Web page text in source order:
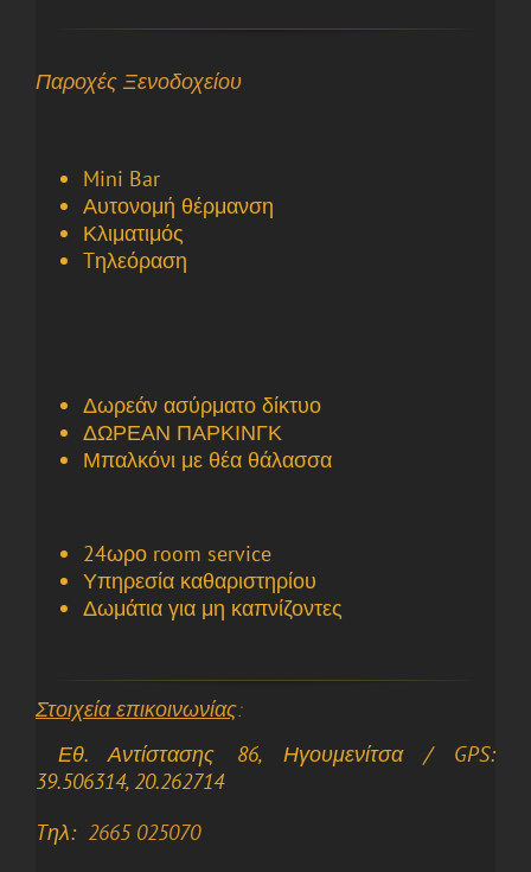
Παροχές Ξενοδοχείου
Mini Bar
Αυτονομή θέρμανση
Κλιματιμός
Tηλεόραση
Δωρεάν ασύρματο δίκτυο
ΔΩΡΕΑΝ ΠΑΡΚΙΝΓΚ
Μπαλκόνι με θέα θάλασσα
24ωρο room service
Υπηρεσία καθαριστηρίου
Δωμάτια για μη καπνίζοντες
Στοιχεία επικοινωνίας:
Εθ. Αντίστασης 86, Ηγουμενίτσα/ GPS:
39.506314, 20.262714
Tηλ: 2665 025070